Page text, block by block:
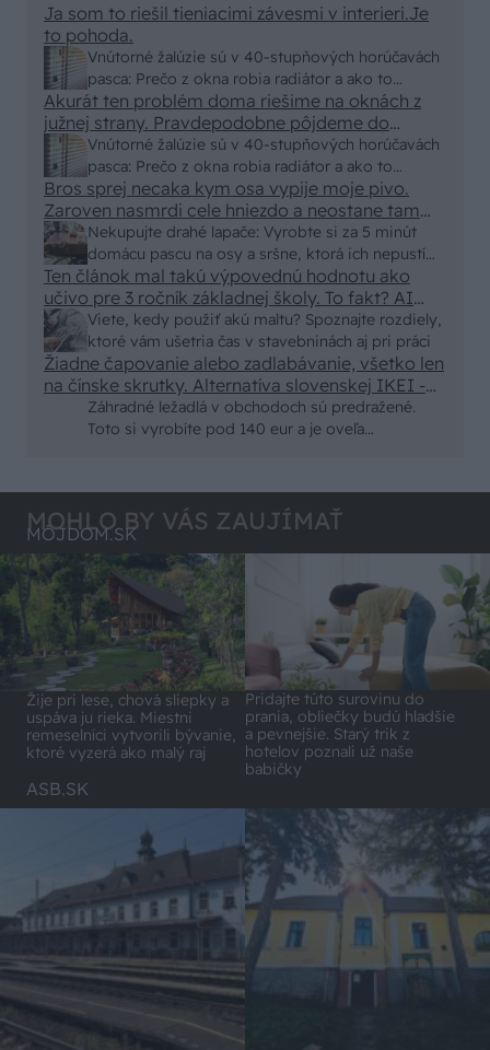
Vnútorné žalúzie sú v 40-stupňových horúčavách
pasca: Prečo z okna robia radiátor a ako to
vyriešiť za pár eur?
Ja som to riešil tieniacimi závesmi v interieri.Je
to pohoda.
Vnútorné žalúzie sú v 40-stupňových horúčavách
pasca: Prečo z okna robia radiátor a ako to
vyriešiť za pár eur?
Akurát ten problém doma riešime na oknách z
južnej strany. Pravdepodobne pôjdeme do
vonkajšieho tienenia na spôsob markízy
250x150cm. Čínsky predajcovia idú okolo 100
eur kus.
Nekupujte drahé lapače: Vyrobte si za 5 minút
domácu pascu na osy a sršne, ktorá ich nepustí
von
Bros sprej necaka kym osa vypije moje pivo.
Zaroven nasmrdi cele hniezdo a neostane tam
nic zive. Vasa pasca naucinke moc efektivne.
Skor pritiahne slimaky
Viete, kedy použiť akú maltu? Spoznajte rozdiely,
ktoré vám ušetria čas v stavebninách aj pri práci
Ten článok mal takú výpovednú hodnotu ako
učivo pre 3 ročník základnej školy. To fakt? AI
alebo nejaka kniha z VŠ? Dnešné rychlotvrdnuce
malty - pevnosť 40 Mpa a doba schnutia tak 15
minut , k tomu vodotesné s kryštálikou. A rozdiel
- schnutie a zretie. Nič?
Záhradné ležadlá v obchodoch sú predražené.
Toto si vyrobíte pod 140 eur a je oveľa
Žiadne čapovanie alebo zadlabávanie, všetko len
na čínske skrutky. Alternatíva slovenskej IKEI -
čo sa týka pevnosti. Autor si nedal veľa námahy s
remeselným spracovaním, škoda. No lepšie než
MOHLO BY VÁS ZAUJÍMAŤ
MÔJDOM.SK
Žije pri lese, chová sliepky a
uspáva ju rieka. Miestni
remeselníci vytvorili bývanie,
ktoré vyzerá ako malý raj
Pridajte túto surovinu do
prania, obliečky budú hladšie
a pevnejšie. Starý trik z
hotelov poznali už naše
babičky
ASB.SK